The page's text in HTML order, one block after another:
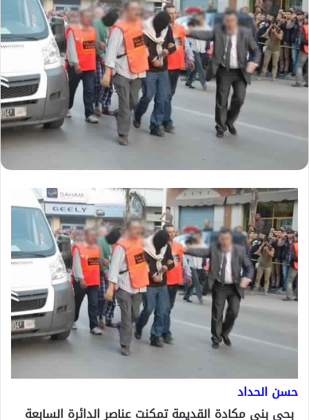
حسن الحداد
بحي بني مكادة القديمة تمكنت عناصر الدائرة السابعة